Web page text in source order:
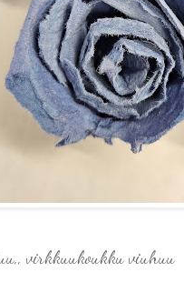
virkkuukoukku viuhuu